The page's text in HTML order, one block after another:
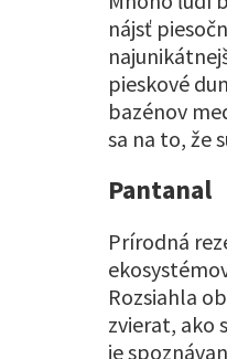
nájsť
pieskové
bazénov
sa na to, že
Pantanal
Prírodná
Rozsiahla
zvierat, ako
je